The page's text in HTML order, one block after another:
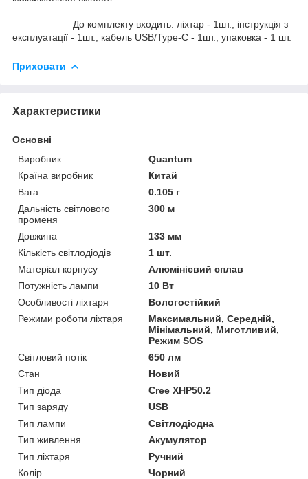
До комплекту входить: ліхтар - 1шт.; інструкція з
експлуатації - 1шт.; кабель USB/Type-C - 1шт.; упаковка - 1 шт.
Приховати
Характеристики
Основні
Виробник
Quantum
Країна виробник
Китай
Вага
0.105 г
Дальність світлового
променя
300 м
Довжина
133 мм
Кількість світлодіодів
1 шт.
Матеріал корпусу
Алюмінієвий сплав
Потужність лампи
10 Вт
Особливості ліхтаря
Вологостійкий
Режими роботи ліхтаря
Максимальний, Середній,
Мінімальний, Миготливий,
Режим SOS
Світловий потік
650 лм
Стан
Новий
Тип діода
Cree XHP50.2
Тип заряду
USB
Тип лампи
Світлодіодна
Тип живлення
Акумулятор
Тип ліхтаря
Ручний
Колір
Чорний